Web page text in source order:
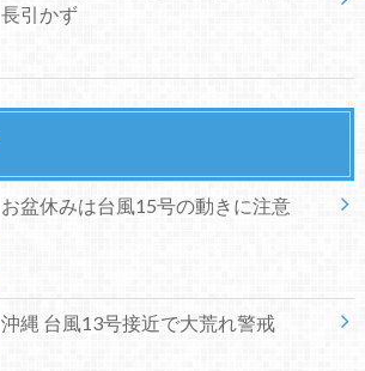
長引かず
お盆休みは台風15号の動きに注意
沖縄 台風13号接近で大荒れ警戒